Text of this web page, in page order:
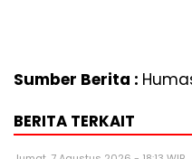
Sumber Berita :
BERITA TERKAIT